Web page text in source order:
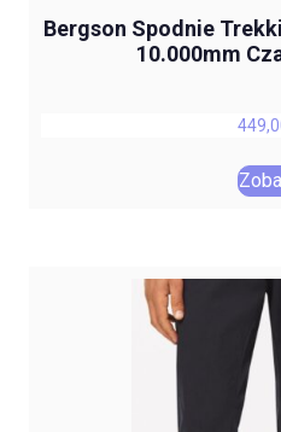
Bergson Spodnie
10.000mm